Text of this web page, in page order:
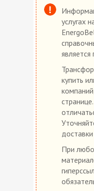
услугах
купить
При